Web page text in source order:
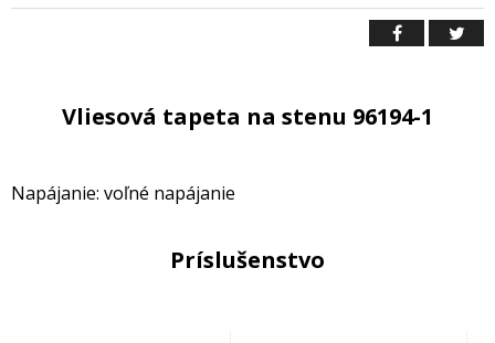
Vliesová tapeta na stenu 96194-1
Napájanie: voľné napájanie
Príslušenstvo